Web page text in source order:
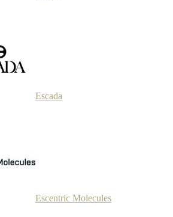
Escada
Escentric Molecules